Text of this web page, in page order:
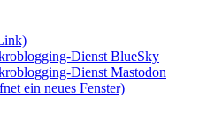
Dienst BlueSky
Dienst Mastodon
ein neues Fenster)